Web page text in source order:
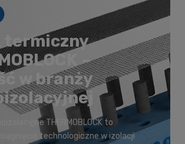
termiczny
–
w branży
THERMOBLOCK to
technologiczne w izolacji